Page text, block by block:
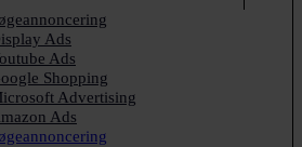
Ads
Ads
Shopping
Advertising
Ads